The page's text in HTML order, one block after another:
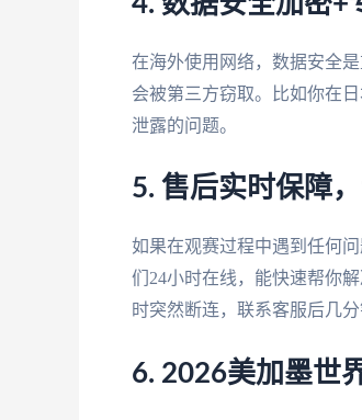
在海外使用网络，数据安全是
会被第三方窃取。比如你在
泄露的问题。
5. 售后实时保障
如果在观赛过程中遇到任何
们24小时在线，能快速帮你
时突然断连，联系客服后几分
6. 2026美加墨世